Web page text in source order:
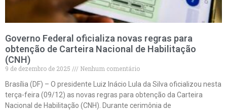
Governo Federal oficializa novas regras para
obtenção de Carteira Nacional de Habilitação
(CNH)
9 de dezembro de 2025
Nenhum comentário
Brasília (DF) – O presidente Luiz Inácio Lula da Silva oficializou nesta
terça-feira (09/12) as novas regras para obtenção da Carteira
Nacional de Habilitação (CNH). Durante cerimônia de